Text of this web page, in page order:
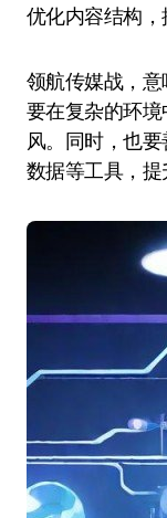
优化内容结构，
领航传媒战，
要在复杂的环
风。同时，也
数据等工具，提